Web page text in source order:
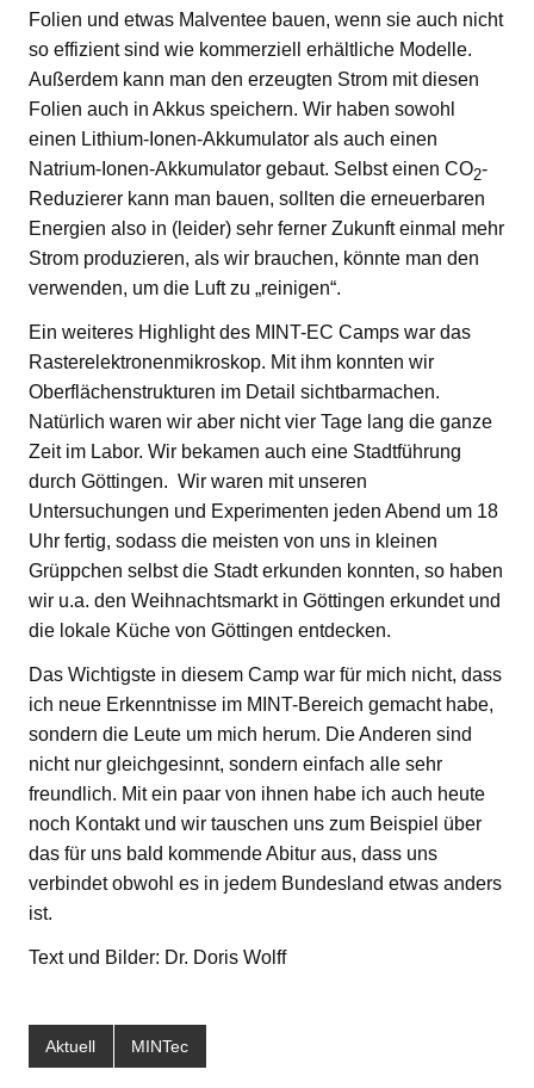
Folien und etwas Malventee bauen, wenn sie auch nicht
so effizient sind wie kommerziell erhältliche Modelle.
Außerdem kann man den erzeugten Strom mit diesen
Folien auch in Akkus speichern. Wir haben sowohl
einen Lithium-Ionen-Akkumulator als auch einen
Natrium-Ionen-Akkumulator gebaut. Selbst einen CO2-
Reduzierer kann man bauen, sollten die erneuerbaren
Energien also in (leider) sehr ferner Zukunft einmal mehr
Strom produzieren, als wir brauchen, könnte man den
verwenden, um die Luft zu „reinigen“.
Ein weiteres Highlight des MINT-EC Camps war das
Rasterelektronenmikroskop. Mit ihm konnten wir
Oberflächenstrukturen im Detail sichtbarmachen.
Natürlich waren wir aber nicht vier Tage lang die ganze
Zeit im Labor. Wir bekamen auch eine Stadtführung
durch Göttingen. Wir waren mit unseren
Untersuchungen und Experimenten jeden Abend um 18
Uhr fertig, sodass die meisten von uns in kleinen
Grüppchen selbst die Stadt erkunden konnten, so haben
wir u.a. den Weihnachtsmarkt in Göttingen erkundet und
die lokale Küche von Göttingen entdecken.
Das Wichtigste in diesem Camp war für mich nicht, dass
ich neue Erkenntnisse im MINT-Bereich gemacht habe,
sondern die Leute um mich herum. Die Anderen sind
nicht nur gleichgesinnt, sondern einfach alle sehr
freundlich. Mit ein paar von ihnen habe ich auch heute
noch Kontakt und wir tauschen uns zum Beispiel über
das für uns bald kommende Abitur aus, dass uns
verbindet obwohl es in jedem Bundesland etwas anders
ist.
Text und Bilder: Dr. Doris Wolff
Aktuell MINTec